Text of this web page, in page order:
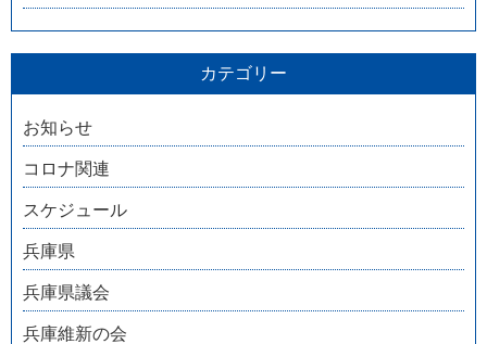
カテゴリー
お知らせ
コロナ関連
スケジュール
兵庫県
兵庫県議会
兵庫維新の会